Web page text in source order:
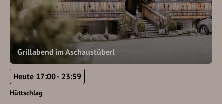
Grillabend im Aschaustüberl
Heute 17:00 - 23:59
Hüttschlag